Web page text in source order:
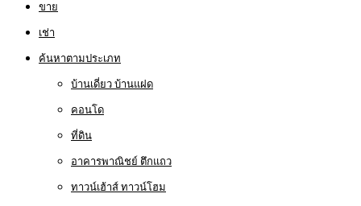
ขาย
เช่า
ค้นหาตามประเภท
บ้านเดี่ยว บ้านแฝด
คอนโด
ที่ดิน
อาคารพาณิชย์ ตึกแถว
ทาวน์เฮ้าส์ ทาวน์โฮม